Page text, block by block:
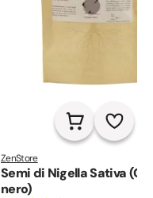
ZenStore
Semi di Nigella Sativa
nero)